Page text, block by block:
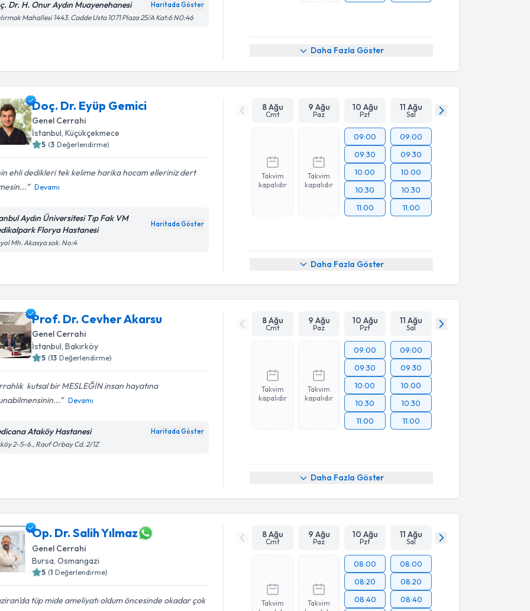
Dr. H. Onur Aydın Muayenehanesi Haritada Göster
Mahallesi 1443. Cadde Usta 1071 Plaza 25/A Kat:6 N0:46
Daha Fazla Göster
Doç. Dr. Eyüp Gemici
Genel Cerrahi
İstanbul ,Küçükçekmece
5 (3 Değerlendirme)
ehli dedikleri tek kelime harika hocam elleriniz dert
Devamı
Aydın Üniversitesi Tıp Fak VM
Florya Hastanesi
Haritada Göster
Mh. Akasya sok. No:4
8 Ağu
Cmt
9 Ağu
Paz
10 Ağu
Pzt
11 Ağu
Sal
Takvim
kapalıdır
Takvim
kapalıdır
09:00
09:30
10:00
10:30
11:00
09:00
09:30
10:00
10:30
11:00
Daha Fazla Göster
Prof. Dr. Cevher Akarsu
Genel Cerrahi
İstanbul,Bakırköy
5 (13 Değerlendirme)
kutsal bir MESLEĞİN insan hayatına
Devamı
Ataköy Hastanesi Haritada Göster
2-5-6., Rauf Orbay Cd. 2/1Z
8 Ağu
Cmt
9 Ağu
Paz
10 Ağu
Pzt
11 Ağu
Sal
Takvim
kapalıdır
Takvim
kapalıdır
09:00
09:30
10:00
10:30
11:00
09:00
09:30
10:00
10:30
11:00
Daha Fazla Göster
Op. Dr. Salih Yılmaz
Genel Cerrahi
Bursa ,Osmangazi
5 (1 Değerlendirme)
tüp mide ameliyatı oldum öncesinde okadar çok
8 Ağu
Cmt
9 Ağu
Paz
10 Ağu
Pzt
11 Ağu
Sal
Takvim
Takvim
08:00
08:20
08:40
08:00
08:20
08:40